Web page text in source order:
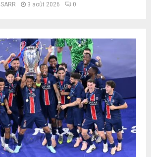
3 août 2026 0